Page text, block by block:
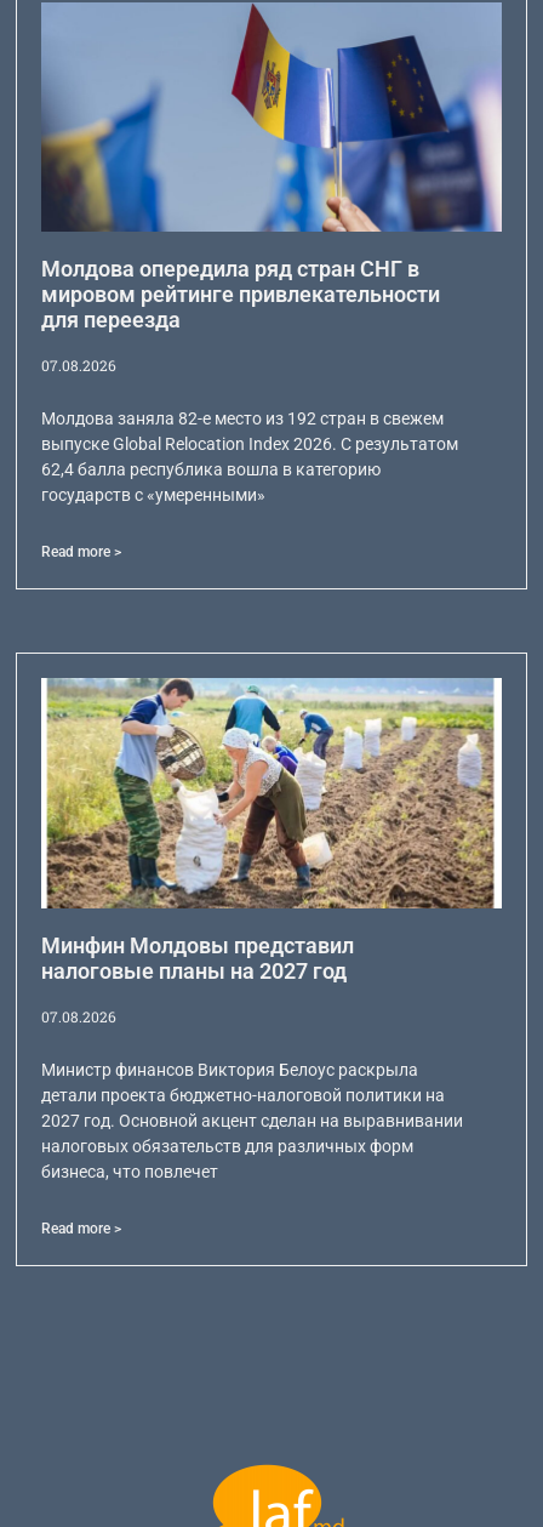
Молдова опередила ряд стран СНГ в
мировом рейтинге привлекательности
для переезда
07.08.2026
Молдова заняла 82-е место из 192 стран в свежем
выпуске Global Relocation Index 2026. С результатом
62,4 балла республика вошла в категорию
государств с «умеренными»
Read more >
Минфин Молдовы представил
налоговые планы на 2027 год
07.08.2026
Министр финансов Виктория Белоус раскрыла
детали проекта бюджетно-налоговой политики на
2027 год. Основной акцент сделан на выравнивании
налоговых обязательств для различных форм
бизнеса, что повлечет
Read more >